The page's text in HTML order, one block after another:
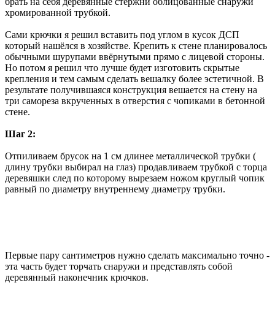
хромированной трубкой.
Сами крючки я решил вставить под углом в кусок ДСП
который нашёлся в хозяйстве. Крепить к стене планировалось
обычными шурупами ввёрнутыми прямо с лицевой стороны.
Но потом я решил что лучше будет изготовить скрытые
крепления и тем самым сделать вешалку более эстетичной. В
результате получившаяся конструкция вешается на стену на
три самореза вкрученных в отверстия с чопиками в бетонной
стене.
Шаг 2:
Отпиливаем брусок на 1 см длинее металлической трубки (
длину трубки выбирал на глаз) продавливаем трубкой с торца
деревяшки след по которому вырезаем ножом круглый чопик
равный по диаметру внутреннему диаметру трубки.
Первые пару сантиметров нужно сделать максимально точно -
эта часть будет торчать снаружи и представлять собой
деревянный наконечник крючков.